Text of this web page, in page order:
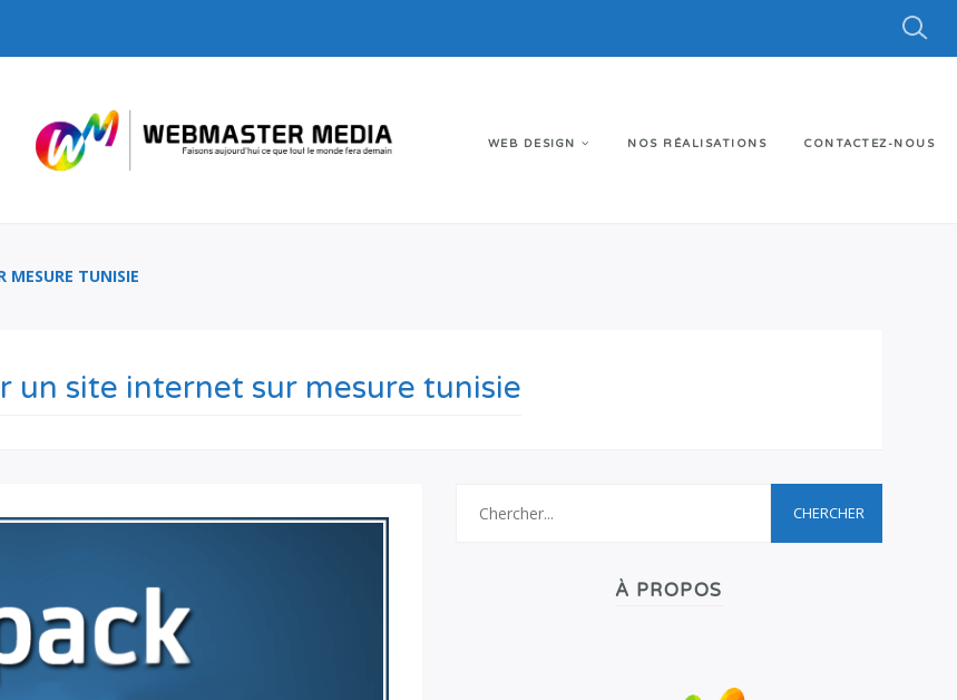
WEB DESIGN NOS RÉALISATIONS CONTACTEZ-NOUS
MESURE TUNISIE
un site internet sur mesure tunisie
À PROPOS